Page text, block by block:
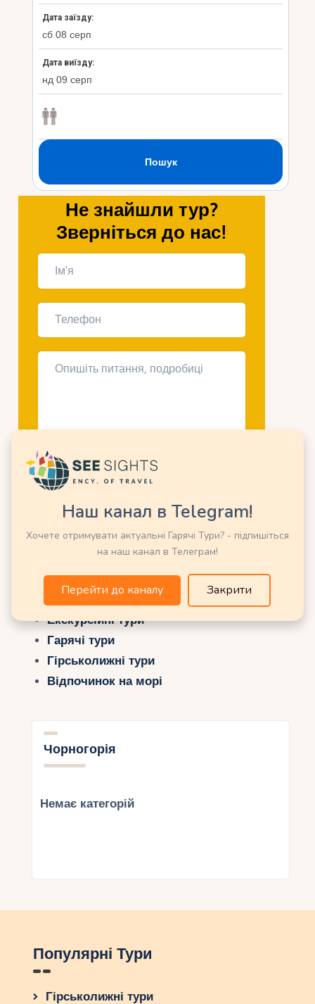
Не знайшли тур?
Зверніться до нас!
Можливо Вас зацікавить ще:
Енциклопедія Курортів та Країн Світу
Пошук турів онлайн
Екскурсійні тури
Гарячі тури
Гірськолижні тури
Відпочинок на морі
Чорногорія
Немає категорій
Популярні Тури
Гірськолижні тури
Наш канал в Telegram!
Хочете отримувати актуальні Гарячі Тури? - підпишіться
на наш канал в Телеграм!
Перейти до каналу Закрити